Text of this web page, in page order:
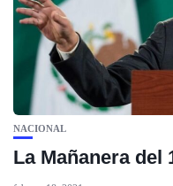
NACIONAL
La Mañanera del